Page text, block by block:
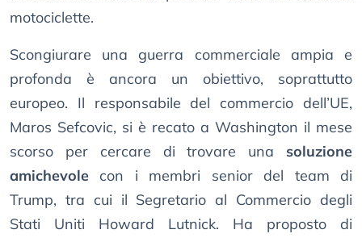
motociclette.
Scongiurare una guerra commerciale ampia e
profonda è ancora un obiettivo, soprattutto
europeo. Il responsabile del commercio dell’UE,
Maros Sefcovic, si è recato a Washington il mese
scorso per cercare di trovare una soluzione
amichevole con i membri senior del team di
Trump, tra cui il Segretario al Commercio degli
Stati Uniti Howard Lutnick. Ha proposto di